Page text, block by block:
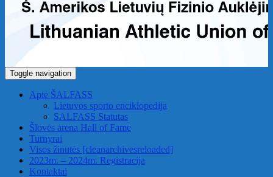
Toggle navigation
Apie ŠALFASS
Lietuvos sporto enciklopedija
SALFASS Statutas
Šlovės arena Hall of Fame
Turnyrai
Visos žinutės [cleanarchivesreloaded]
2023m. – 2024m. Registracija
Kontaktai